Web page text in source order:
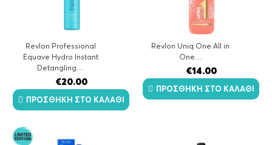
Revlon Professional
Equave Hydro Instant
Detangling…
€20.00
ΠΡΟΣΘΉΚΗ ΣΤΟ ΚΑΛΆΘΙ
Revlon Uniq One All in
One…
€14.00
ΠΡΟΣΘΉΚΗ ΣΤΟ ΚΑΛΆΘΙ